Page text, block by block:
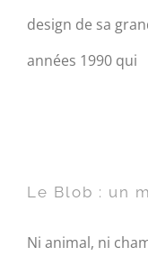
design de sa
années 1990 qui
Le Blob : un
Ni animal, ni